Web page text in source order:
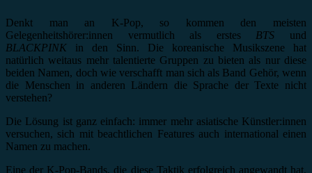
Denkt man an K-Pop, so kommen den meisten
Gelegenheitshörer:innen vermutlich als erstes BTS und
BLACKPINK in den Sinn. Die koreanische Musikszene hat
natürlich weitaus mehr talentierte Gruppen zu bieten als nur diese
beiden Namen, doch wie verschafft man sich als Band Gehör, wenn
die Menschen in anderen Ländern die Sprache der Texte nicht
verstehen?
Die Lösung ist ganz einfach: immer mehr asiatische Künstler:innen
versuchen, sich mit beachtlichen Features auch international einen
Namen zu machen.
Eine der K-Pop-Bands, die diese Taktik erfolgreich angewandt hat,